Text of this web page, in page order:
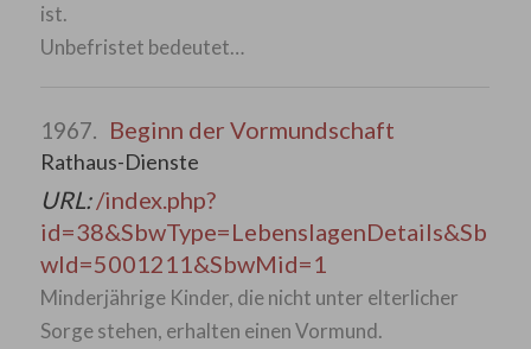
ist.
Unbefristet bedeutet…
1967. Beginn der Vormundschaft
Rathaus-Dienste
URL:/index.php?
id=38&SbwType=LebenslagenDetails&Sb
wId=5001211&SbwMid=1
Minderjährige Kinder, die nicht unter elterlicher
Sorge stehen, erhalten einen Vormund.